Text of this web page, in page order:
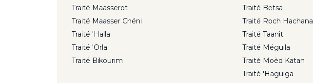
Traité Maasserot
Traité Maasser Chéni
Traité 'Halla
Traité 'Orla
Traité Bikourim
Traité Betsa
Traité Roch Hachana
Traité Taanit
Traité Méguila
Traité Moèd Katan
Traité 'Haguiga